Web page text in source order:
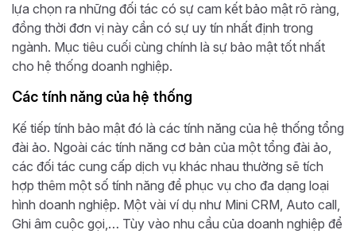
lựa chọn ra những đối tác có sự cam kết bảo mật rõ ràng,
đồng thời đơn vị này cần có sự uy tín nhất định trong
ngành. Mục tiêu cuối cùng chính là sự bảo mật tốt nhất
cho hệ thống doanh nghiệp.
Các tính năng của hệ thống
Kế tiếp tính bảo mật đó là các tính năng của hệ thống tổng
đài ảo. Ngoài các tính năng cơ bản của một tổng đài ảo,
các đối tác cung cấp dịch vụ khác nhau thường sẽ tích
hợp thêm một số tính năng để phục vụ cho đa dạng loại
hình doanh nghiệp. Một vài ví dụ như Mini CRM, Auto call,
Ghi âm cuộc gọi,… Tùy vào nhu cầu của doanh nghiệp để